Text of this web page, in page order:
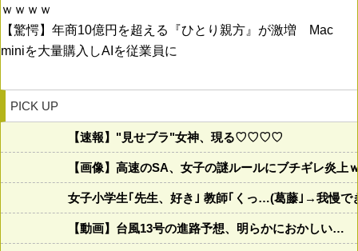
ｗｗｗｗ
【驚愕】年商10億円を超える『ひとり親方』が激増 Mac
miniを大量購入しAIを従業員に
PICK UP
【速報】"見せブラ"女神、現る♡♡♡♡
【画像】高速のSA、女子の謎ルールにブチギレ炎上
女子小学生｢先生、好き｣ 教師｢くっ…(葛藤｣→我慢で
【動画】台風13号の進路予想、明らかにおかしい…